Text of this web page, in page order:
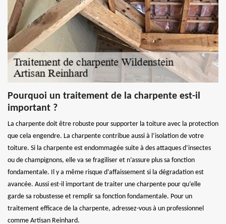
Pourquoi un traitement de la charpente est-il
important ?
La charpente doit être robuste pour supporter la toiture avec la protection
que cela engendre. La charpente contribue aussi à l’isolation de votre
toiture. Si la charpente est endommagée suite à des attaques d’insectes
ou de champignons, elle va se fragiliser et n’assure plus sa fonction
fondamentale. Il y a même risque d’affaissement si la dégradation est
avancée. Aussi est-il important de traiter une charpente pour qu’elle
garde sa robustesse et remplir sa fonction fondamentale. Pour un
traitement efficace de la charpente, adressez-vous à un professionnel
comme Artisan Reinhard.